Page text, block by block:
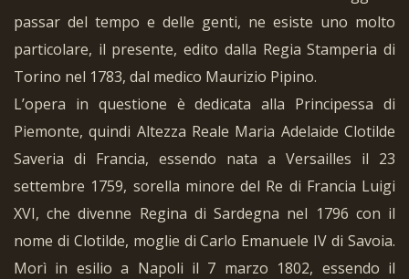
passar del tempo e delle genti, ne esiste uno molto
particolare, il presente, edito dalla Regia Stamperia di
Torino nel 1783, dal medico Maurizio Pipino.
L’opera in questione è dedicata alla Principessa di
Piemonte, quindi Altezza Reale Maria Adelaide Clotilde
Saveria di Francia, essendo nata a Versailles il 23
settembre 1759, sorella minore del Re di Francia Luigi
XVI, che divenne Regina di Sardegna nel 1796 con il
nome di Clotilde, moglie di Carlo Emanuele IV di Savoia.
Morì in esilio a Napoli il 7 marzo 1802, essendo il